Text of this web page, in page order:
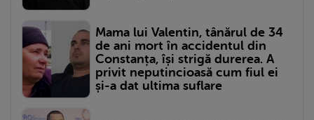
Mama lui Valentin, tânărul de 34
de ani mort în accidentul din
Constanța, își strigă durerea. A
privit neputincioasă cum fiul ei
și-a dat ultima suflare